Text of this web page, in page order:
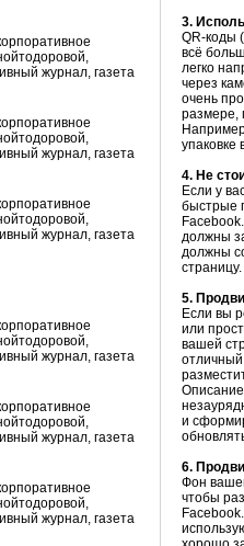
3.
QR-коды
всё
легко
через
очень
размере,
упаковке
4. Не
Если у
быстрые
должны
должны
страницу.
5.
Если вы
или
вашей
и
6.
Фон
чтобы